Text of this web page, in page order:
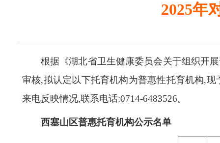
2025年
根据《湖北省卫生健康委员会关于组织开展
审核,拟认定以下托育机构为普惠性托育机构,
来电反映情况,联系电话:0714-6483526。
西塞山区普惠托育机构公示名单